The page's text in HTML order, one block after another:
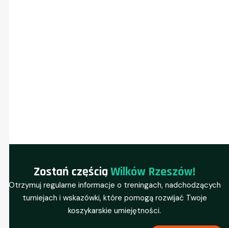
Zostań częściąWilków Rzeszów!
Otrzymuj regularne informacje o treningach, nadchodzących
turniejach i wskazówki, które pomogą rozwijać Twoje
koszykarskie umiejętności.